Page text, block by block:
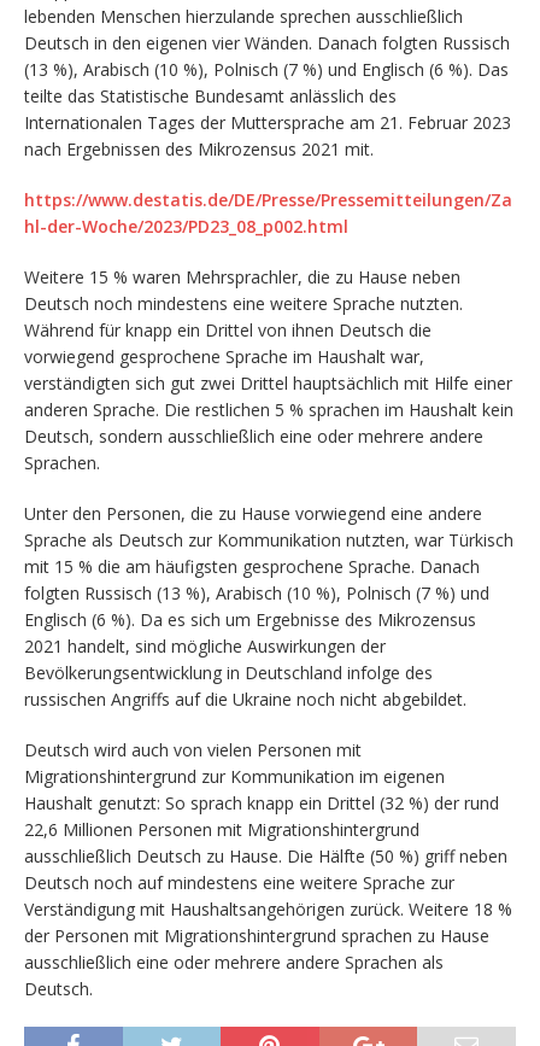
lebenden Menschen hierzulande sprechen ausschließlich
Deutsch in den eigenen vier Wänden. Danach folgten Russisch
(13 %), Arabisch (10 %), Polnisch (7 %) und Englisch (6 %). Das
teilte das Statistische Bundesamt anlässlich des
Internationalen Tages der Muttersprache am 21. Februar 2023
nach Ergebnissen des Mikrozensus 2021 mit.
https://www.destatis.de/DE/Presse/Pressemitteilungen/Za
hl-der-Woche/2023/PD23_08_p002.html
Weitere 15 % waren Mehrsprachler, die zu Hause neben
Deutsch noch mindestens eine weitere Sprache nutzten.
Während für knapp ein Drittel von ihnen Deutsch die
vorwiegend gesprochene Sprache im Haushalt war,
verständigten sich gut zwei Drittel hauptsächlich mit Hilfe einer
anderen Sprache. Die restlichen 5 % sprachen im Haushalt kein
Deutsch, sondern ausschließlich eine oder mehrere andere
Sprachen.
Unter den Personen, die zu Hause vorwiegend eine andere
Sprache als Deutsch zur Kommunikation nutzten, war Türkisch
mit 15 % die am häufigsten gesprochene Sprache. Danach
folgten Russisch (13 %), Arabisch (10 %), Polnisch (7 %) und
Englisch (6 %). Da es sich um Ergebnisse des Mikrozensus
2021 handelt, sind mögliche Auswirkungen der
Bevölkerungsentwicklung in Deutschland infolge des
russischen Angriffs auf die Ukraine noch nicht abgebildet.
Deutsch wird auch von vielen Personen mit
Migrationshintergrund zur Kommunikation im eigenen
Haushalt genutzt: So sprach knapp ein Drittel (32 %) der rund
22,6 Millionen Personen mit Migrationshintergrund
ausschließlich Deutsch zu Hause. Die Hälfte (50 %) griff neben
Deutsch noch auf mindestens eine weitere Sprache zur
Verständigung mit Haushaltsangehörigen zurück. Weitere 18 %
der Personen mit Migrationshintergrund sprachen zu Hause
ausschließlich eine oder mehrere andere Sprachen als
Deutsch.